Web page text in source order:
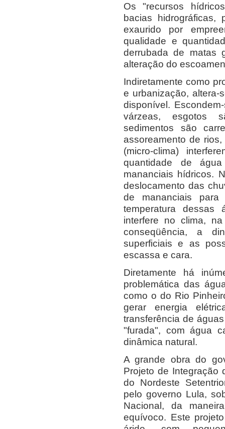
Os "recursos
bacias
exaurido por
qualidade e
derrubada de matas
alteração do
Indiretamente como
e urbanização,
disponível.
várzeas, esgotos
sedimentos são
assoreamento de
(micro-clima)
quantidade de
mananciais hídricos.
deslocamento das
de mananciais
temperatura dessas
interfere no clima,
conseqüência, a
superficiais e as
escassa e cara.
Diretamente há
problemática das
como o do Rio
gerar energia
transferência de
"furada", com água
dinâmica natural.
A grande obra do
Projeto de Integração
do Nordeste
pelo governo Lula,
Nacional, da
equívoco. Este